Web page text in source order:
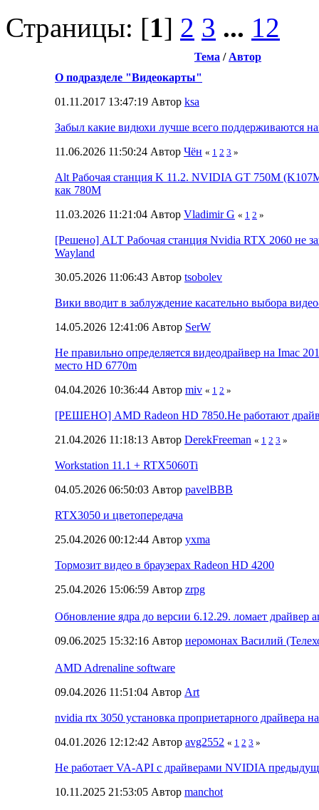
Страницы: [1] 2 3 ... 12
Тема / Автор
О подразделе "Видеокарты"
01.11.2017 13:47:19 Автор ksa
Забыл какие видюхи лучше всего поддерживаются
11.06.2026 11:50:24 Автор Чён « 1 2 3 »
Alt Рабочая станция K 11.2. NVIDIA GT 750M
как 780M
11.03.2026 11:21:04 Автор Vladimir G « 1 2 »
[Решено] ALT Рабочая станция Nvidia RTX 2060 не
Wayland
30.05.2026 11:06:43 Автор tsobolev
Вики вводит в заблуждение касательно выбора
14.05.2026 12:41:06 Автор SerW
Не правильно определяется видеодрайвер на Imac
место HD 6770m
04.04.2026 10:36:44 Автор miv « 1 2 »
[РЕШЕНО] AMD Radeon HD 7850.Не работают
21.04.2026 11:18:13 Автор DerekFreeman « 1 2 3 »
Workstation 11.1 + RTX5060Ti
04.05.2026 06:50:03 Автор pavelBBB
RTX3050 и цветопередача
25.04.2026 00:12:44 Автор yxma
Тормозит видео в браузерах Radeon HD 4200
25.04.2026 15:06:59 Автор zrpg
Обновление ядра до версии 6.12.29. ломает драйвер
09.06.2025 15:32:16 Автор иеромонах Василий
AMD Adrenaline software
09.04.2026 11:51:04 Автор Art
nvidia rtx 3050 установка проприетарного драйвера
04.01.2026 12:12:42 Автор avg2552 « 1 2 3 »
Не работает VA-API с драйверами NVIDIA
10.11.2025 21:53:05 Автор manchot